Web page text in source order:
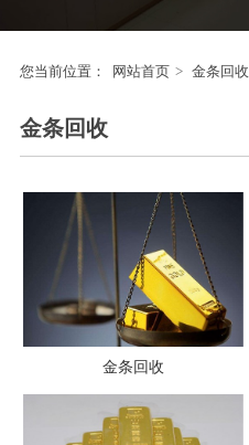
您当前位置： 网站首页 > 金条回收
金条回收
金条回收